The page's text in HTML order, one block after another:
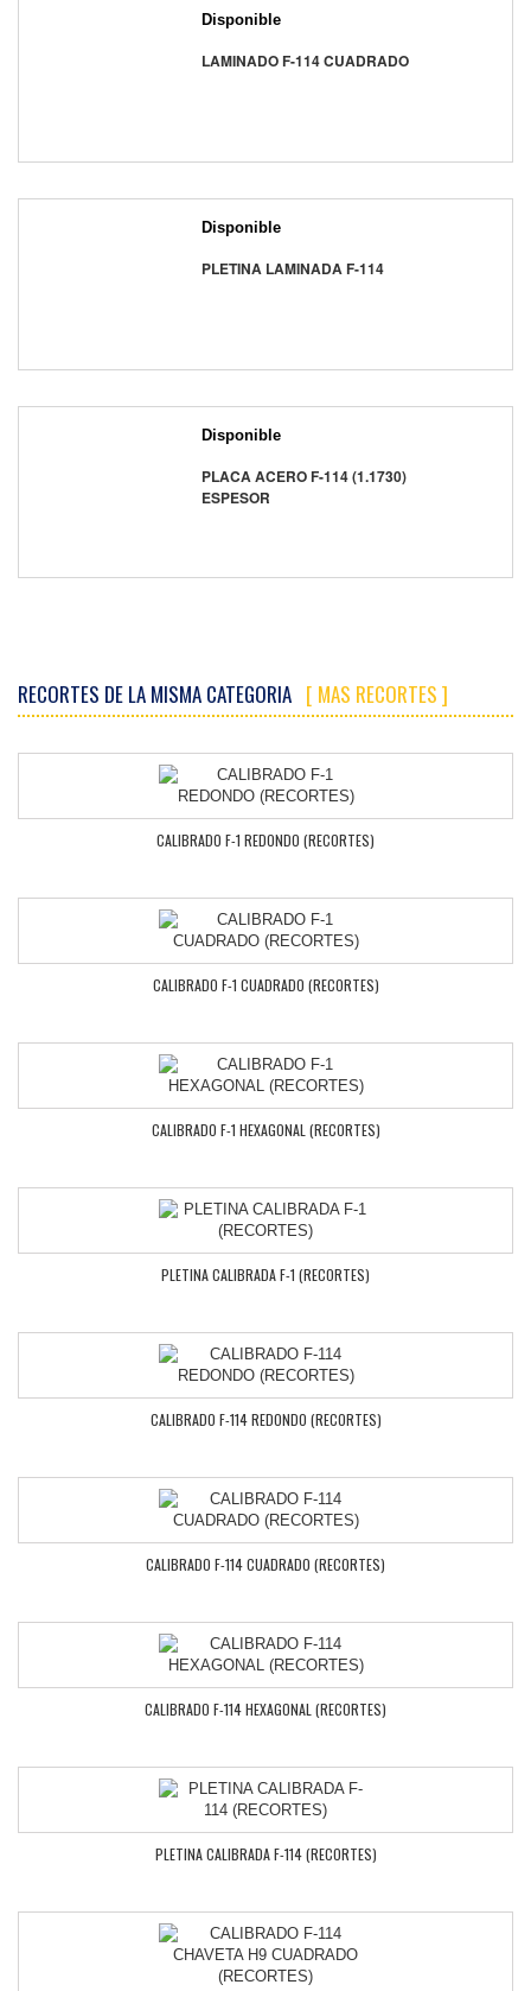
Disponible
LAMINADO F-114 CUADRADO
Disponible
PLETINA LAMINADA F-114
Disponible
PLACA ACERO F-114 (1.1730)
ESPESOR
RECORTES DE LA MISMA CATEGORIA [ MAS RECORTES ]
CALIBRADO F-1 REDONDO (RECORTES)
CALIBRADO F-1 CUADRADO (RECORTES)
CALIBRADO F-1 HEXAGONAL (RECORTES)
PLETINA CALIBRADA F-1 (RECORTES)
CALIBRADO F-114 REDONDO (RECORTES)
CALIBRADO F-114 CUADRADO (RECORTES)
CALIBRADO F-114 HEXAGONAL (RECORTES)
PLETINA CALIBRADA F-114 (RECORTES)